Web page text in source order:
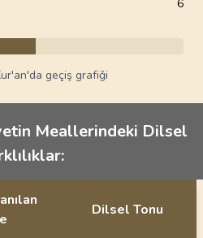
6
geçiş grafiği
Meallerindeki Dilsel
Dilsel Tonu